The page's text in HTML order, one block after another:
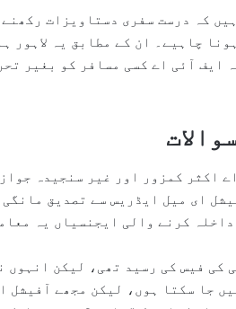
کہ درست سفری دستاویزات
چاہیے۔ ان کے مطابق یہ لاہور
ایف آئی اے کسی مسافر کو بغیر
اکثر کمزور اور غیر سنجیدہ
ای میل ایڈریس سے تصدیق مانگی
کرنے والی ایجنسیاں یہ
کی فیس کی رسید تھی، لیکن
جا سکتا ہوں، لیکن مجھے آفیشل